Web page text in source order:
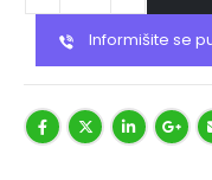
Informišite se